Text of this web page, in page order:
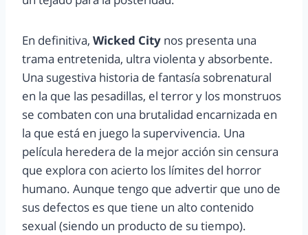
En definitiva, Wicked City nos presenta una
trama entretenida, ultra violenta y absorbente.
Una sugestiva historia de fantasía sobrenatural
en la que las pesadillas, el terror y los monstruos
se combaten con una brutalidad encarnizada en
la que está en juego la supervivencia. Una
película heredera de la mejor acción sin censura
que explora con acierto los límites del horror
humano. Aunque tengo que advertir que uno de
sus defectos es que tiene un alto contenido
sexual (siendo un producto de su tiempo).